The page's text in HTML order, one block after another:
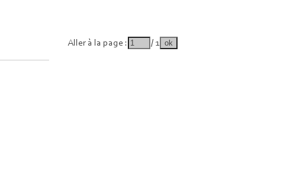
Aller à la page : / 1